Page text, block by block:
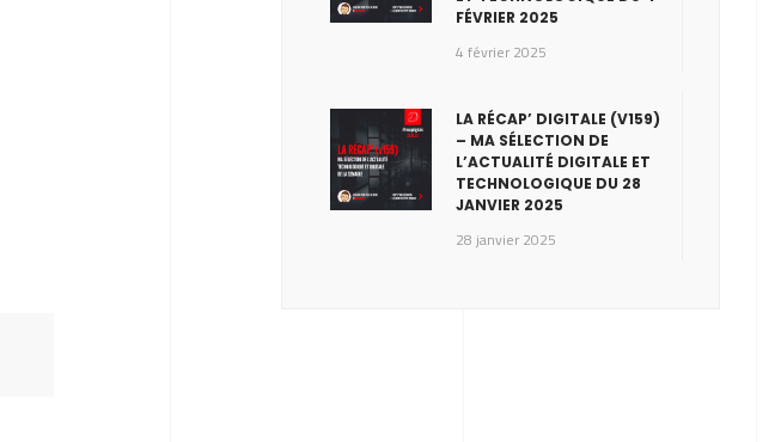
FÉVRIER 2025
4 février 2025
LA RÉCAP’ DIGITALE (V159)
– MA SÉLECTION DE
L’ACTUALITÉ DIGITALE ET
TECHNOLOGIQUE DU 28
JANVIER 2025
28 janvier 2025